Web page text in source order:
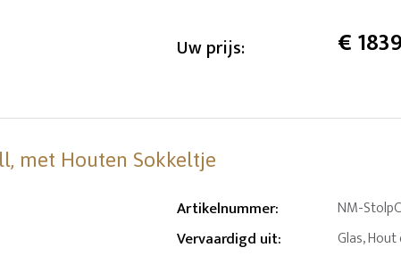
Uw prijs: €
met Houten Sokkeltje
Artikelnummer: NM-StolpC
Vervaardigd uit: Glas,